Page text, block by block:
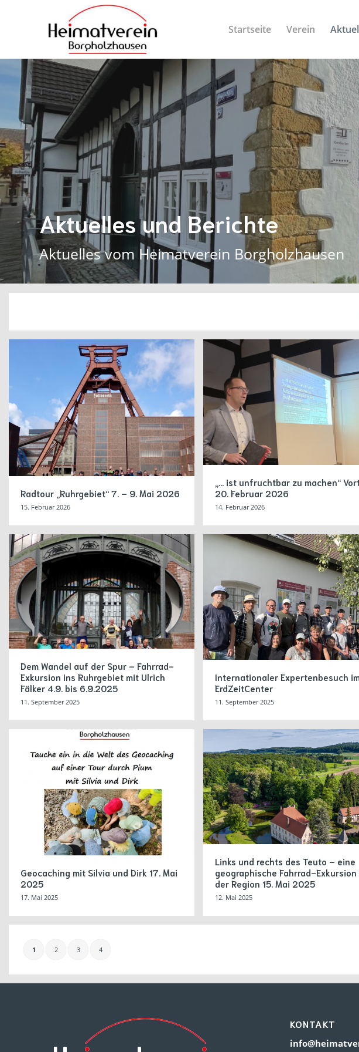
Startseite Verein
Aktuelles und Berichte
Aktuelles vom Heimatverein Borgholzhausen
Radtour „Ruhrgebiet“ 7. – 9. Mai 2026
15. Februar 2026
„… ist unfruchtbar zu machen“
20. Februar 2026
14. Februar 2026
Dem Wandel auf der Spur – Fahrrad-
Exkursion ins Ruhrgebiet mit Ulrich
Fälker 4.9. bis 6.9.2025
11. September 2025
Internationaler Expertenbesuch
ErdZeitCenter
11. September 2025
Geocaching mit Silvia und Dirk 17. Mai
2025
17. Mai 2025
Links und rechts des Teuto – eine
geographische Fahrrad-Exkursion
der Region 15. Mai 2025
12. Mai 2025
1 2 3 4
KONTAKT